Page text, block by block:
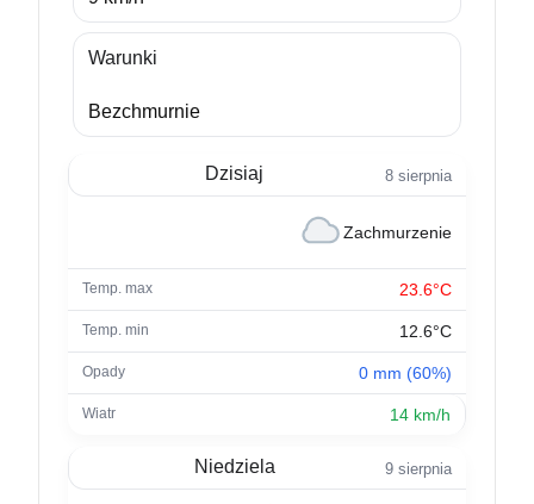
Warunki
Bezchmurnie
Dzisiaj 8 sierpnia
Zachmurzenie
23.6°C
12.6°C
0 mm (60%)
14 km/h
Niedziela 9 sierpnia